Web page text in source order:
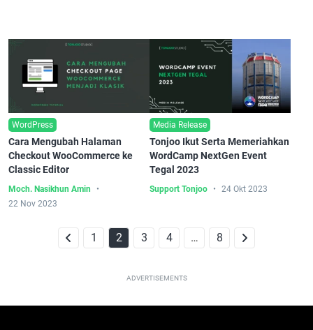
WordPress
Cara Mengubah Halaman
Checkout WooCommerce ke
Classic Editor
Moch. Nasikhun Amin
22 Nov 2023
Media Release
Tonjoo Ikut Serta Memeriahkan
WordCamp NextGen Event
Tegal 2023
Support Tonjoo 24 Okt 2023
1 2 3 4 … 8
ADVERTISEMENTS